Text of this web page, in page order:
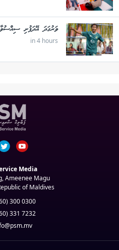
ވަރުގަދަ އޭދަފުށި
in 4 hours
Media
Ameenee Magu
of Maldives
300 0300
331 7232